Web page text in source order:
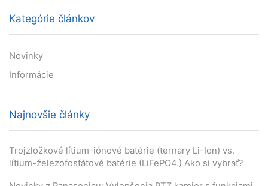
Kategórie článkov
Novinky
Informácie
Najnovšie články
Trojzložkové lítium-iónové batérie (ternary Li-Ion) vs.
lítium-železofosfátové batérie (LiFePO4.) Ako si vybrať?